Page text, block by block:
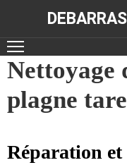
ACCUEIL
DÉBARRAS
RÉALISATIONS
Nettoyage
plagne
Réparation